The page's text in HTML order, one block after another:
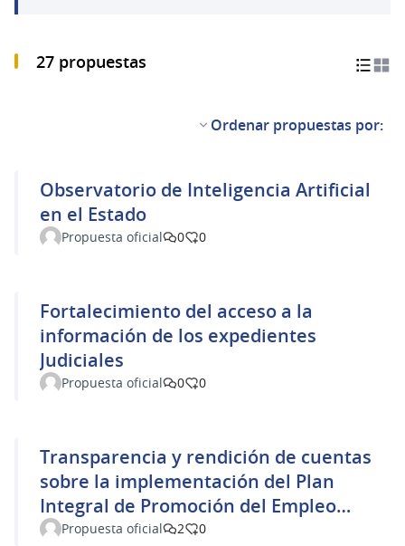
27 propuestas
Ordenar propuestas por:
Observatorio de Inteligencia Artificial
en el Estado
Propuesta oficial 0 0
Fortalecimiento del acceso a la
información de los expedientes
Judiciales
Propuesta oficial 0 0
Transparencia y rendición de cuentas
sobre la implementación del Plan
Integral de Promoción del Empleo
(PIPE)Propuesta oficial 2 0